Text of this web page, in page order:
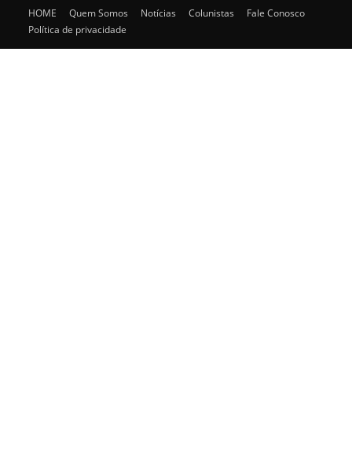
HOME Quem Somos Notícias Colunistas
Fale Conosco
Política de privacidade